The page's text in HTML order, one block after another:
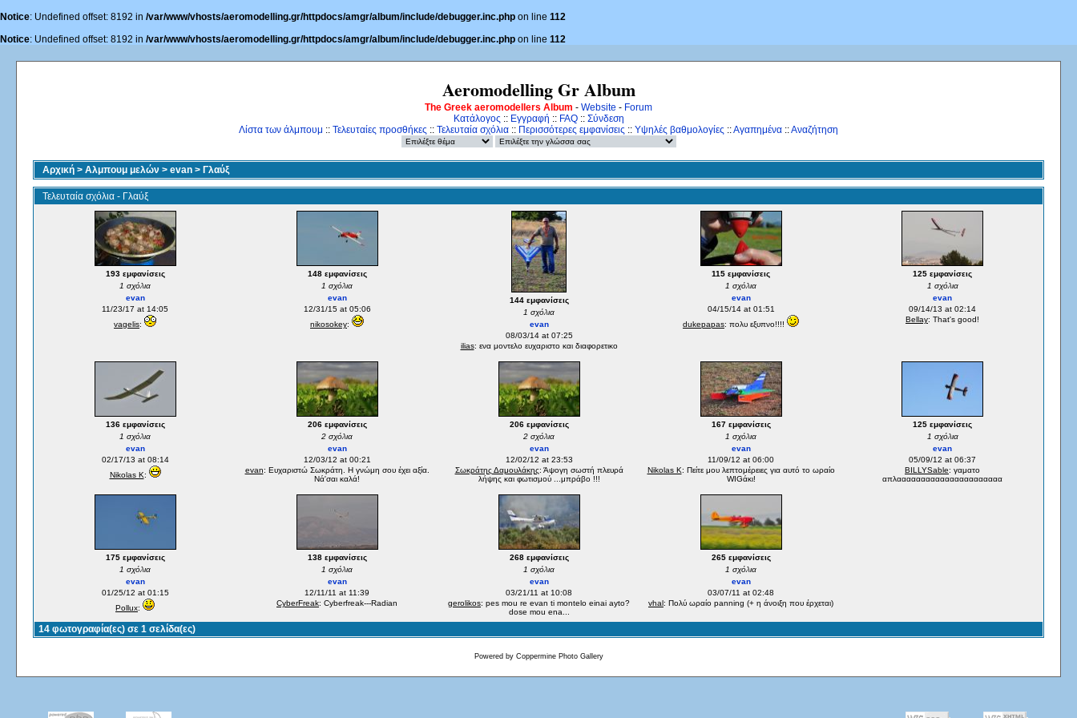
Notice: Undefined offset: 8192 in /var/www/vhosts/aeromodelling.gr/httpdocs/amgr/album/include/debugger.inc.php on line 112
Notice: Undefined offset: 8192 in /var/www/vhosts/aeromodelling.gr/httpdocs/amgr/album/include/debugger.inc.php on line 112
Aeromodelling Gr Album
The Greek aeromodellers Album - Website - Forum
Κατάλογος :: Εγγραφή :: FAQ:: Σύνδεση
Λίστα των άλμπουμ :: Τελευταίες προσθήκες :: Τελευταία σχόλια :: Περισσότερες εμφανίσεις :: Υψηλές βαθμολογίες ::Αγαπημένα ::Αναζήτηση
Αρχική > Αλμπουμ μελών > evan > Γλαύξ
Τελευταία σχόλια - Γλαύξ
193 εμφανίσεις
1 σχόλια
evan
11/23/17 at 14:05
vagelis:
148 εμφανίσεις
1 σχόλια
evan
12/31/15 at 05:06
nikosokey:
144 εμφανίσεις
1 σχόλια
evan
08/03/14 at 07:25
ilias: ενα μοντελο ευχαριστο και διαφορετικο
115 εμφανίσεις
1 σχόλια
evan
04/15/14 at 01:51
dukepapas: πολυ εξυπνο!!!!
125 εμφανίσεις
1 σχόλια
evan
09/14/13 at 02:14
Bellay: That's good!
136 εμφανίσεις
1 σχόλια
evan
02/17/13 at 08:14
Nikolas K:
206 εμφανίσεις
2 σχόλια
evan
12/03/12 at 00:21
evan: Ευχαριστώ Σωκράτη. Η γνώμη σου έχει αξία.
Νά'σαι καλά!
206 εμφανίσεις
2 σχόλια
evan
12/02/12 at 23:53
Σωκράτης Δαμουλάκης: Άψογη σωστή πλευρά
λήψης και φωτισμού ...μπράβο !!!
167 εμφανίσεις
1 σχόλια
evan
11/09/12 at 06:00
Nikolas K: Πείτε μου λεπτομέρειες για αυτό το ωραίο
WIGάκι!
125 εμφανίσεις
1 σχόλια
evan
05/09/12 at 06:37
BILLYSable: γαματο
απλαααααααααααααααααααααα
175 εμφανίσεις
1 σχόλια
evan
01/25/12 at 01:15
Pollux:
138 εμφανίσεις
1 σχόλια
evan
12/11/11 at 11:39
CyberFreak: Cyberfreak---Radian
268 εμφανίσεις
1 σχόλια
evan
03/21/11 at 10:08
gerolikos: pes mou re evan ti montelo einai ayto?
dose mou ena...
265 εμφανίσεις
1 σχόλια
evan
03/07/11 at 02:48
vhal: Πολύ ωραίο panning (+ η άνοιξη που έρχεται)
14 φωτογραφία(ες) σε 1 σελίδα(ες)
Powered by Coppermine Photo Gallery